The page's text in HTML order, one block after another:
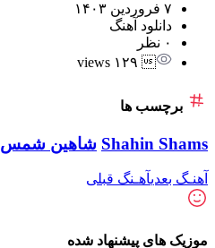
۷ فروردین ۱۴۰۳
دانلود آهنگ
۰ نظر
۱۲۹ views
برچسب ها
Shahin Shams شاهین شمس
آهنـگ بعدیآهـنگ قبلی
موزیک های پیشنهاد شده